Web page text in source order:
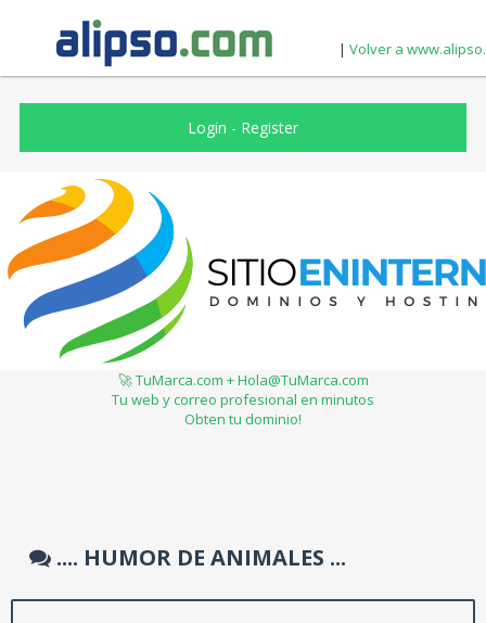
| Volver a
Login - Register
🚀 TuMarca.com + Hola@TuMarca.com
Tu web y correo profesional en minutos
Obten tu dominio!
.... HUMOR DE ANIMALES ...